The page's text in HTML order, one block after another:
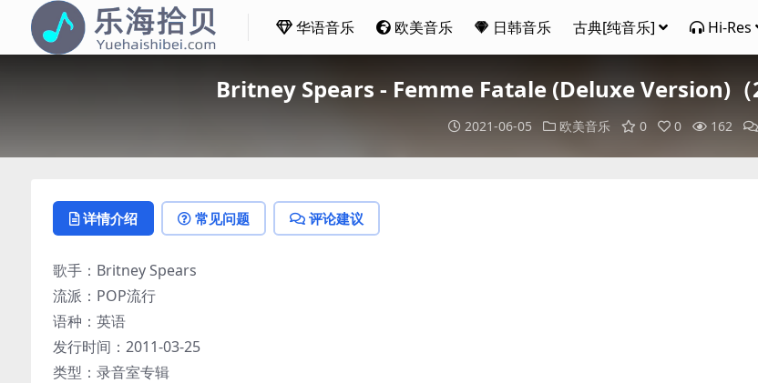
华语音乐 欧美音乐 日韩音乐 古典[纯音乐] Hi-Res
Britney Spears - Femme Fatale (Deluxe Version)（
2021-06-05 欧美音乐 0 0 162
详情介绍 常见问题 评论建议
歌手：Britney Spears
流派：POP流行
语种：英语
发行时间：2011-03-25
类型：录音室专辑